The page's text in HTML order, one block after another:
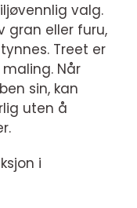
valg.
gran eller furu,
Treet er
Når
sin, kan
uten å
i